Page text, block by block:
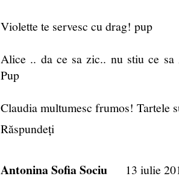
Violette te servesc cu drag! pup
Alice .. da ce sa zic.. nu stiu ce
Pup
Claudia multumesc frumos! Tartele
Răspundeți
Antonina Sofia Sociu
13 iulie